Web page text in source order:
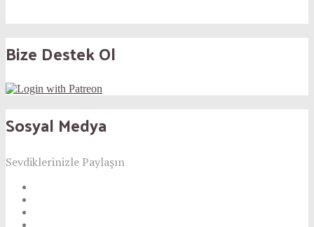
Bize Destek Ol
Sosyal Medya
Sevdiklerinizle Paylaşın